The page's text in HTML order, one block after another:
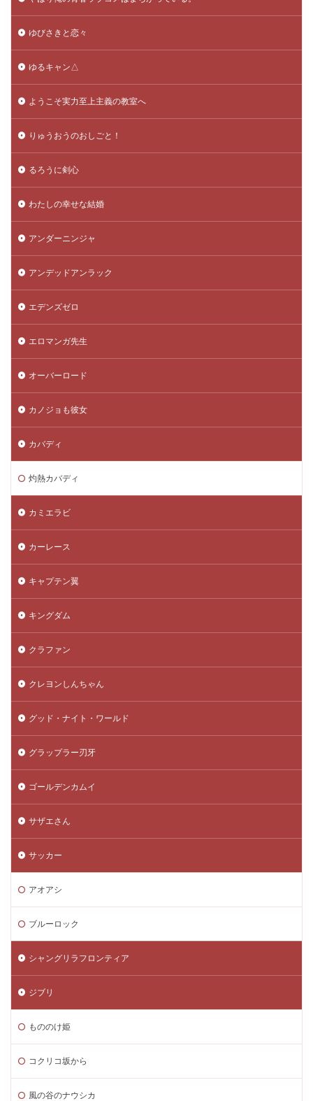
ゆびさきと恋々
ゆるキャン△
ようこそ実力至上主義の教室へ
りゅうおうのおしごと！
るろうに剣心
わたしの幸せな結婚
アンダーニンジャ
アンデッドアンラック
エデンズゼロ
エロマンガ先生
オーバーロード
カノジョも彼女
カバディ
灼熱カバディ
カミエラビ
カーレース
キャプテン翼
キングダム
クラファン
クレヨンしんちゃん
グッド・ナイト・ワールド
グラップラー刃牙
ゴールデンカムイ
サザエさん
サッカー
アオアシ
ブルーロック
シャングリラフロンティア
ジブリ
もののけ姫
コクリコ坂から
風の谷のナウシカ